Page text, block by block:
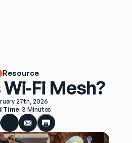
Resource
Wi-Fi Mesh?
27th, 2026
Time: 3 Minutes